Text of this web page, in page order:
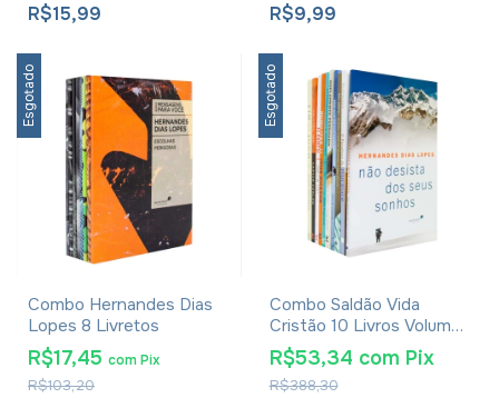
R$15,99 R$9,99
Esgotado
Combo Hernandes Dias
Lopes 8 Livretos
R$103,20
R$17,45 comPix
Esgotado
Combo Saldão Vida
Cristão 10 Livros Volume
4
R$388,30
R$53,34 com Pix